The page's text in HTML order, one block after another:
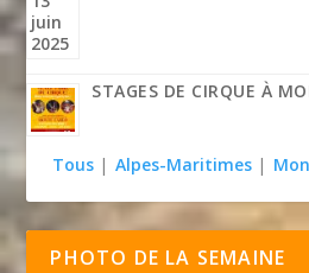
STAGES DE CIRQUE À
Tous | Alpes-Maritimes |
PHOTO DE LA SEMAINE